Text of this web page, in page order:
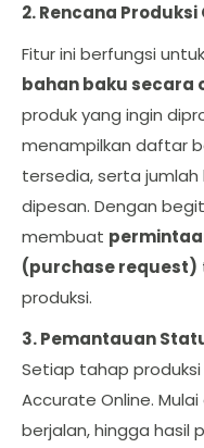
2. Rencana
Fitur ini berfungsi untuk
bahan baku secara
produk yang ingin
menampilkan daftar
tersedia, serta
dipesan. Dengan
membuat
(purchase request)
produksi.
3. Pemantauan
Setiap tahap
Accurate Online.
berjalan, hingga hasil